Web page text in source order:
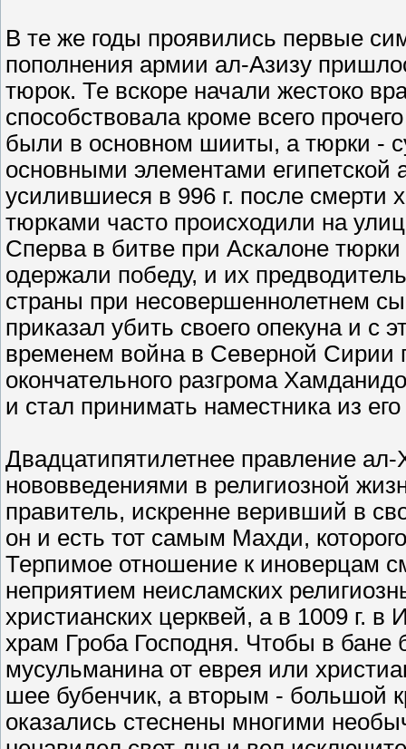
В те же годы проявились первые
пополнения армии ал-Азизу
тюрок. Те вскоре начали жестоко
способствовала кроме всего
были в основном шииты, а тюрки -
основными элементами египетской
усилившиеся в 996 г. после
тюрками часто происходили на
Сперва в битве при Аскалоне
одержали победу, и их
страны при несовершеннолетнем
приказал убить своего опекуна и с
временем война в Северной Сирии
окончательного разгрома
и стал принимать наместника из его
Двадцатипятилетнее правление
нововведениями в религиозной
правитель, искренне веривший в
он и есть тот самым Махди,
Терпимое отношение к иноверцам
неприятием неисламских
христианских церквей, а в 1009 г.
храм Гроба Господня. Чтобы в бане
мусульманина от еврея или
шее бубенчик, а вторым - большой
оказались стеснены многими